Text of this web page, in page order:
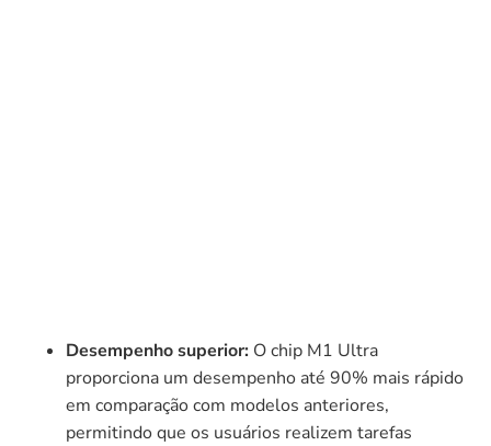
Desempenho superior: O chip M1 Ultra
proporciona um desempenho até 90% mais rápido
em comparação com modelos anteriores,
permitindo que os usuários realizem tarefas